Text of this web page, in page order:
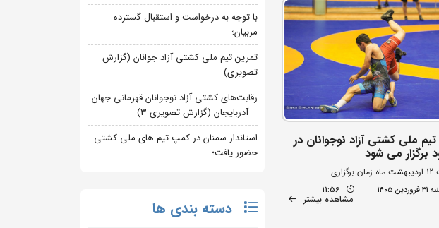
ملی کشتی آزاد نوجوانان در
برگزار می شود
۱۴۰۵ 11:56
مشاهده بیشتر
با توجه به درخواست و استقبال گسترده
مربیان؛
تمرین تیم ملی کشتی آزاد جوانان (گزارش
تصویری)
رقابت‌های کشتی آزاد نوجوانان قهرمانی جهان
– آذربایجان (گزارش تصویری 3)
استاندار سمنان در کمپ تیم های ملی کشتی
حضور یافت؛
دسته بندی ها